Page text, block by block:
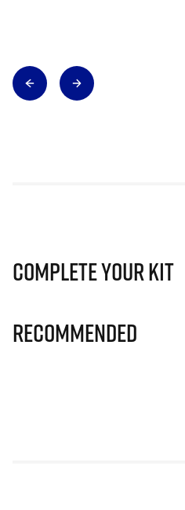
Complete Your Kit
Recommended